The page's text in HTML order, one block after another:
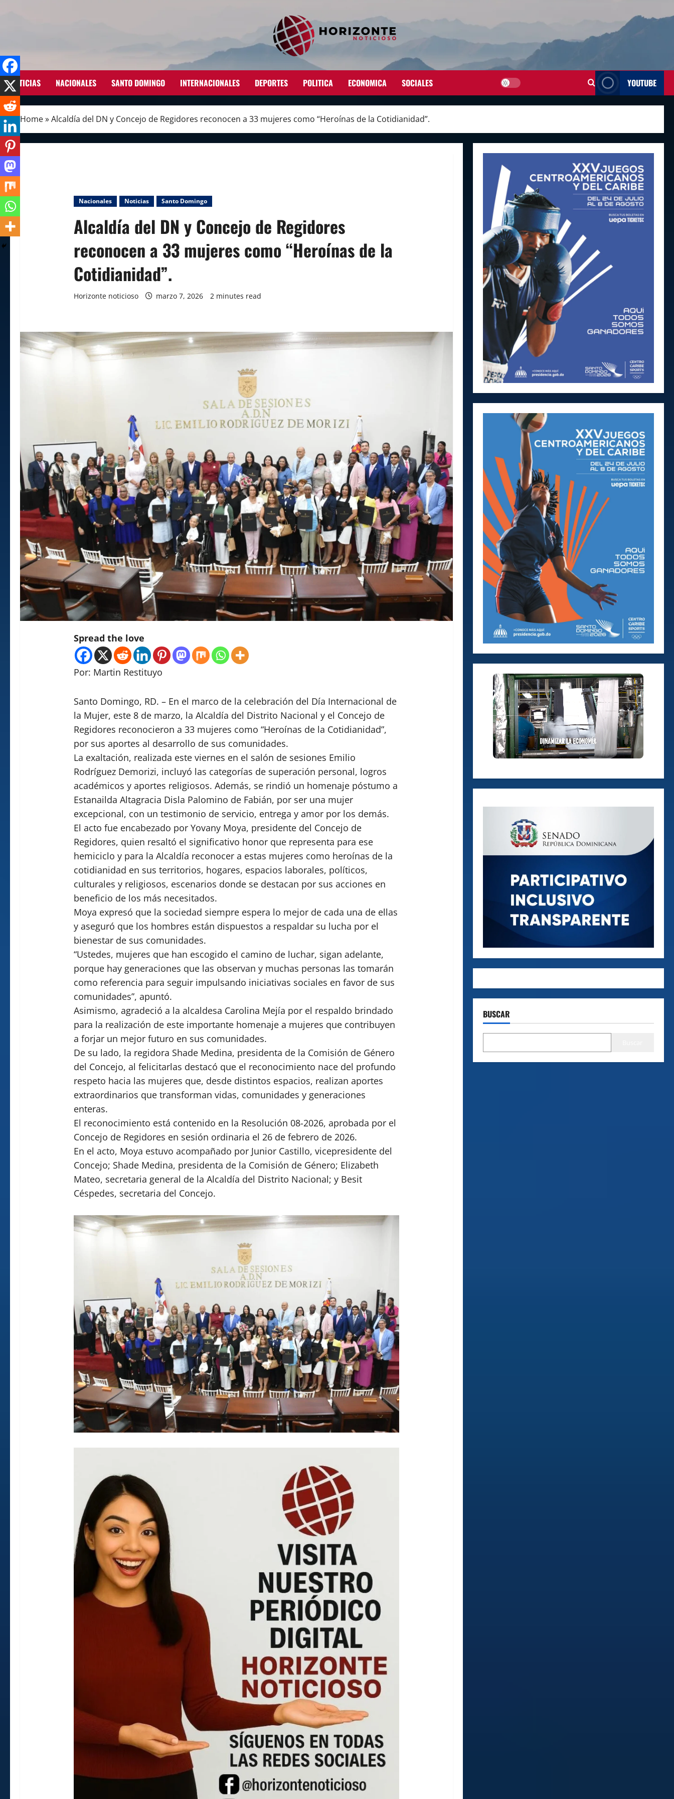
NOTICIAS NACIONALES SANTO DOMINGO INTERNACIONALES DEPORTES POLITICA ECONOMICA SOCIALES YOUTUBE
Home»Alcaldía del DN y Concejo de Regidores reconocen a 33 mujeres como “Heroínas de la Cotidianidad”.
Nacionales Noticias Santo Domingo
Alcaldía del DN y Concejo de Regidores
reconocen a 33 mujeres como “Heroínas de la
Cotidianidad”.
Horizonte noticioso marzo 7, 2026 2 minutes read
Spread the love
Por: Martin Restituyo
Santo Domingo, RD. – En el marco de la celebración del Día Internacional de
la Mujer, este 8 de marzo, la Alcaldía del Distrito Nacional y el Concejo de
Regidores reconocieron a 33 mujeres como “Heroínas de la Cotidianidad”,
por sus aportes al desarrollo de sus comunidades.
La exaltación, realizada este viernes en el salón de sesiones Emilio
Rodríguez Demorizi, incluyó las categorías de superación personal, logros
académicos y aportes religiosos. Además, se rindió un homenaje póstumo a
Estanailda Altagracia Disla Palomino de Fabián, por ser una mujer
excepcional, con un testimonio de servicio, entrega y amor por los demás.
El acto fue encabezado por Yovany Moya, presidente del Concejo de
Regidores, quien resaltó el significativo honor que representa para ese
hemiciclo y para la Alcaldía reconocer a estas mujeres como heroínas de la
cotidianidad en sus territorios, hogares, espacios laborales, políticos,
culturales y religiosos, escenarios donde se destacan por sus acciones en
beneficio de los más necesitados.
Moya expresó que la sociedad siempre espera lo mejor de cada una de ellas
y aseguró que los hombres están dispuestos a respaldar su lucha por el
bienestar de sus comunidades.
“Ustedes, mujeres que han escogido el camino de luchar, sigan adelante,
porque hay generaciones que las observan y muchas personas las tomarán
como referencia para seguir impulsando iniciativas sociales en favor de sus
comunidades”, apuntó.
Asimismo, agradeció a la alcaldesa Carolina Mejía por el respaldo brindado
para la realización de este importante homenaje a mujeres que contribuyen
a forjar un mejor futuro en sus comunidades.
De su lado, la regidora Shade Medina, presidenta de la Comisión de Género
del Concejo, al felicitarlas destacó que el reconocimiento nace del profundo
respeto hacia las mujeres que, desde distintos espacios, realizan aportes
extraordinarios que transforman vidas, comunidades y generaciones
enteras.
El reconocimiento está contenido en la Resolución 08-2026, aprobada por el
Concejo de Regidores en sesión ordinaria el 26 de febrero de 2026.
En el acto, Moya estuvo acompañado por Junior Castillo, vicepresidente del
Concejo; Shade Medina, presidenta de la Comisión de Género; Elizabeth
Mateo, secretaria general de la Alcaldía del Distrito Nacional; y Besit
Céspedes, secretaria del Concejo.
BUSCAR